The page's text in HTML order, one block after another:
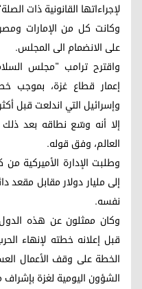
لإجراءاتها القانونية ذات
وكانت كل من الإمارات
على الانضمام الى المجلس.
واقترح ترامب "مجلس
إعمار قطاع غزة، بموجب
وإسرائيل التي اندلعت قبل
إلا أنه وسّع نطاقه بعد
العالم، وفق قوله.
وطلبت الإدارة الأميركية
إلى مليار دولار مقابل
نفسه.
وكان ممثلون عن هذه الدول
قبل إعلانه خطته لإنهاء
الخطة على وقف الأعمال
الشؤون اليومية لغزة